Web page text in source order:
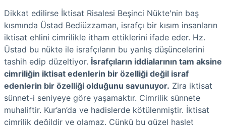
Dikkat edilirse İktisat Risalesi Beşinci Nükte'nin baş
kısmında Üstad Bediüzzaman, israfçı bir kısım insanların
iktisat ehlini cimrilikle itham ettiklerini ifade eder. Hz.
Üstad bu nükte ile israfçıların bu yanlış düşüncelerini
tashih edip düzeltiyor. İsrafçıların iddialarının tam aksine
cimriliğin iktisat edenlerin bir özelliği değil israf
edenlerin bir özelliği olduğunu savunuyor. Zira iktisat
sünnet-i seniyeye göre yaşamaktır. Cimrilik sünnete
muhaliftir. Kur’an’da ve hadislerde kötülenmiştir. İktisat
cimrilik değildir ve olamaz. Çünkü bu güzel haslet